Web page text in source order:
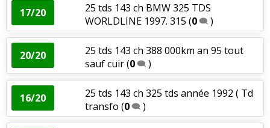
17/20
25 tds 143 ch BMW 325 TDS
WORLDLINE 1997. 315 (0 )
20/20
25 tds 143 ch 388 000km an 95 tout
sauf cuir(0 )
16/20
25 tds 143 ch 325 tds année 1992 ( Td
transfo (0 )